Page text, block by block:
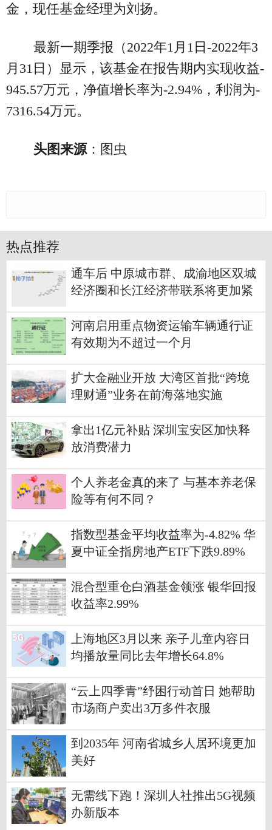
金，现任基金经理为刘扬。
最新一期季报（2022年1月1日-2022年3
月31日）显示，该基金在报告期内实现收益-
945.57万元，净值增长率为-2.94%，利润为-
7316.54万元。
头图来源：图虫
热点推荐
通车后 中原城市群、成渝地区双城
经济圈和长江经济带联系将更加紧
河南启用重点物资运输车辆通行证
有效期为不超过一个月
扩大金融业开放 大湾区首批“跨境
理财通”业务在前海落地实施
拿出1亿元补贴 深圳宝安区加快释
放消费潜力
个人养老金真的来了 与基本养老保
险等有何不同？
指数型基金平均收益率为-4.82% 华
夏中证全指房地产ETF下跌9.89%
混合型重仓白酒基金领涨 银华回报
收益率2.99%
上海地区3月以来 亲子儿童内容日
均播放量同比去年增长64.8%
“云上四季青”纾困行动首日 她帮助
市场商户卖出3万多件衣服
到2035年 河南省城乡人居环境更加
美好
无需线下跑！深圳人社推出5G视频
办新版本